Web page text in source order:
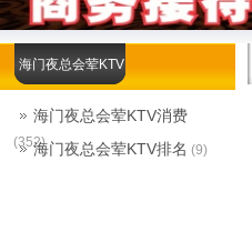
海门夜总会荤KTV
海门夜总会荤KTV消费
(352)海门夜总会荤KTV排名 (9)